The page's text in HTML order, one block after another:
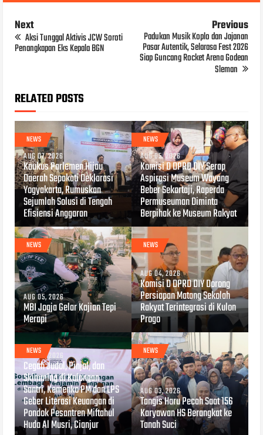
Next
Aksi Tunggal Aktivis JCW Soroti
Penangkapan Eks Kepala BGN
Previous
Padukan Musik Koplo dan Jajanan
Pasar Autentik, Selarasa Fest 2026
Siap Guncang Rocket Arena Godean
Sleman
RELATED POSTS
NEWS
AUG 07, 2026
Kaukus Parlemen Hijau
Daerah Sepakati Deklarasi
Yogyakarta, Rumuskan
Sejumlah Solusi di Tengah
Efisiensi Anggaran
NEWS
AUG 05, 2026
Komisi D DPRD DIY Serap
Aspirasi Museum Wayang
Beber Sekartaji, Raperda
Permuseuman Diminta
Berpihak ke Museum Rakyat
NEWS
AUG 05, 2026
MBI Jogja Gelar Kajian Tepi
Merapi
NEWS
AUG 04, 2026
Komisi D DPRD DIY Dorong
Persiapan Matang Sekolah
Rakyat Terintegrasi di Kulon
Progo
NEWS
AUG 04, 2026
Cegah Judol, Pinjol, dan
Skimming di Kalangan
Santri, Kemenko PM dan LPS
Geber Literasi Keuangan di
Pondok Pesantren Miftahul
Huda Al Musri, Cianjur
NEWS
AUG 03, 2026
Tangis Haru Pecah Saat 156
Karyawan HS Berangkat ke
Tanah Suci